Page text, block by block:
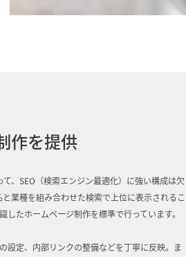
作を提供
、SEO（検索エンジン最適化）に強い構成は欠
業種を組み合わせた検索で上位に表示されるこ
たホームページ制作を標準で行っています。
設定、内部リンクの整備などを丁寧に反映。ま